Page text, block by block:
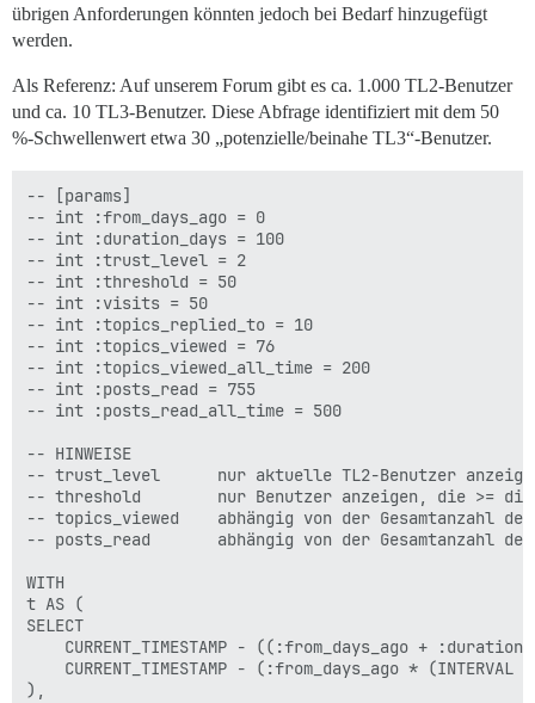
FROM pr
left join trt using (user_id)
left join tva using (user_id)
left join pra using (user_id)
left join prat using (user_id)
ORDER BY
übrigen Anforderungen könnten jedoch bei Bedarf hinzugefügt
werden.
Als Referenz: Auf unserem Forum gibt es ca. 1.000 TL2-Benutzer
und ca. 10 TL3-Benutzer. Diese Abfrage identifiziert mit dem 50
%-Schwellenwert etwa 30 „potenzielle/beinahe TL3“-Benutzer.
-- [params]
-- int :from_days_ago = 0
-- int :duration_days = 100
-- int :trust_level = 2
-- int :threshold = 50
-- int :visits = 50
-- int :topics_replied_to = 10
-- int :topics_viewed = 76
-- int :topics_viewed_all_time = 200
-- int :posts_read = 755
-- int :posts_read_all_time = 500
-- HINWEISE
-- trust_level      nur aktuelle TL2-Benutzer
-- threshold        nur Benutzer anzeigen, die >=
-- topics_viewed    abhängig von der Gesamtanzahl der
-- posts_read       abhängig von der Gesamtanzahl
WITH
t AS (
SELECT
CURRENT_TIMESTAMP - ((:from_days_ago +
CURRENT_TIMESTAMP - (:from_days_ago * (INTERVAL
),